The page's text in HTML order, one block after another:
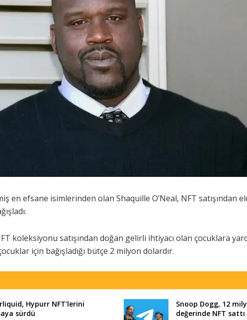
en efsane isimlerinden olan Shaquille O’Neal, NFT satışından
koleksiyonu satışından doğan gelirli ihtiyacı olan çocuklara
için bağışladığı bütçe 2 milyon dolardır.
Hypurr NFT’lerini
sürdü
Snoop Dogg, 12
değerinde NFT sattı